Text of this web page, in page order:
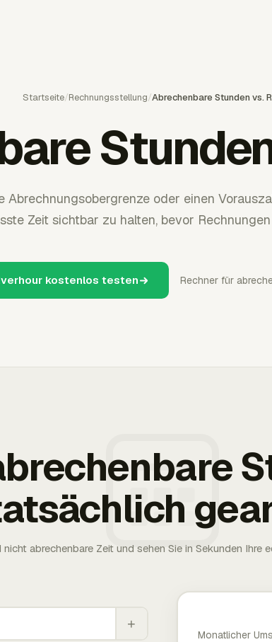
Startseite/Rechnungsstellung/Abrechenbare Stunden vs.
Abrechnungsobergrenze oder einen
Zeit sichtbar zu halten, bevor
kostenlos testen Rechner für
nicht abrechenbare Zeit und sehen Sie in Sekunden
+
Monatlicher